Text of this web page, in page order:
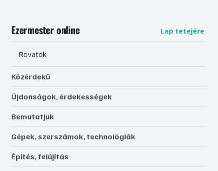
Ezermester online Lap tetejére
Rovatok
Közérdekű
Újdonságok, érdekességek
Bemutatjuk
Gépek, szerszámok, technológiák
Építés, felújítás